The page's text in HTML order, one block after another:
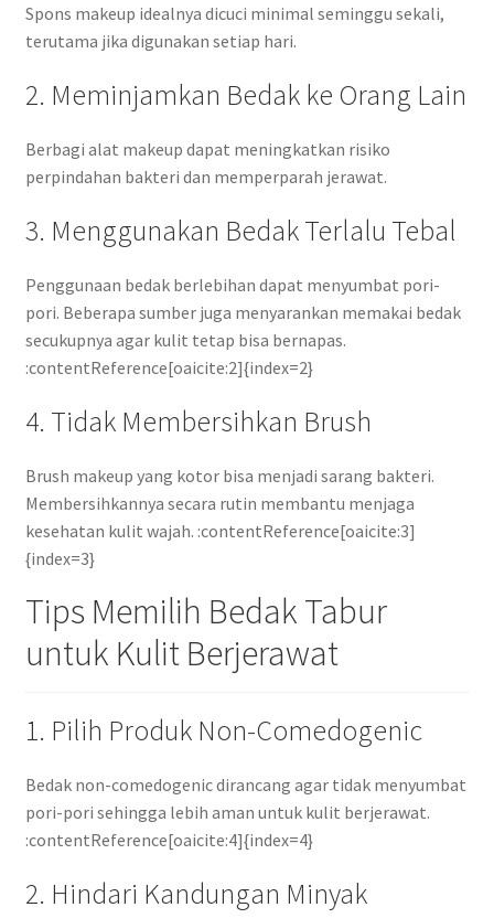
Spons makeup idealnya dicuci minimal seminggu sekali,
terutama jika digunakan setiap hari.
2. Meminjamkan Bedak ke Orang Lain
Berbagi alat makeup dapat meningkatkan risiko
perpindahan bakteri dan memperparah jerawat.
3. Menggunakan Bedak Terlalu Tebal
Penggunaan bedak berlebihan dapat menyumbat pori-
pori. Beberapa sumber juga menyarankan memakai bedak
secukupnya agar kulit tetap bisa bernapas.
:contentReference[oaicite:2]{index=2}
4. Tidak Membersihkan Brush
Brush makeup yang kotor bisa menjadi sarang bakteri.
Membersihkannya secara rutin membantu menjaga
kesehatan kulit wajah. :contentReference[oaicite:3]
{index=3}
Tips Memilih Bedak Tabur
untuk Kulit Berjerawat
1. Pilih Produk Non-Comedogenic
Bedak non-comedogenic dirancang agar tidak menyumbat
pori-pori sehingga lebih aman untuk kulit berjerawat.
:contentReference[oaicite:4]{index=4}
2. Hindari Kandungan Minyak